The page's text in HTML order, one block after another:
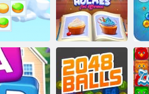
Ciel
Aventure baies
juteuses
Rachel Holmes :
Trouver les
différences